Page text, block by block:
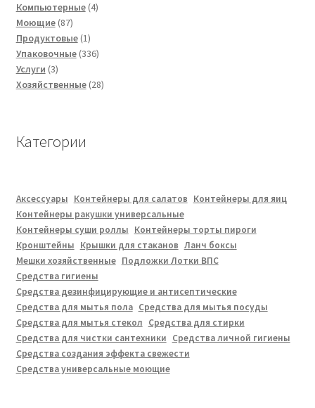
Компьютерные 44
Моющие 8787
товаров
Продуктовые 11
товар
Упаковочные 336336
Услуги 33
товара
Хозяйственные 2828
Категории
Аксессуары Контейнеры для салатов Контейнеры для яиц
Контейнеры ракушки универсальные
Контейнеры суши роллы Контейнеры торты пироги
Кронштейны Крышки для стаканов Ланч боксы
Мешки хозяйственные Подложки Лотки ВПС
Средства гигиены
Средства дезинфицирующие и антисептические
Средства для мытья пола Средства для мытья посуды
Средства для мытья стекол Средства для стирки
Средства для чистки сантехники Средства личной гигиены
Средства создания эффекта свежести
Средства универсальные моющие